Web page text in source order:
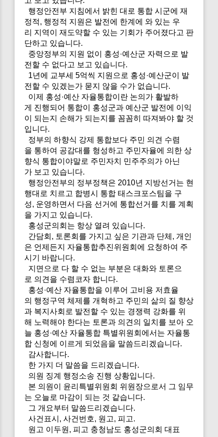
행정안전부 지침에서 밝힌 대로 통합 시군에 재
정적, 행정적 지원은 발전에 한계에 와 있는 우
리 지역이 재도약할 수 있는 기회가 주어졌다고 판
단하고 있습니다.
중앙정부의 지원 없이 홍성·예산군 자력으로 발
전할 수 없다고 보고 있습니다.
1년에 교부세 5억씩 지원으로 홍성·예산군이 발
전할 수 있겠는가 묻지 않을 수가 없습니다.
이제 홍성·예산 자율통합이란 논의가 활발하
게 진행되어 통합이 홍성군과 예산군 발전에 이익
이 되는지 손해가 되는지를 꼼꼼히 따져봐야 할 것
입니다.
정부의 하향식 강제 통합보다 주민 의견 수렴
을 통하여 공감대를 형성하고 주민자율에 의한 상
향식 통합이야말로 주민자치 민주주의가 아닌
가 보고 있습니다.
행정안전부의 정부정책은 2010년 지방선거는 현
행대로 치르고 합병시 통합 태스크포스팀을 구
성, 운영하면서 다음 선거에 통합선거를 치를 계획
을 가지고 있습니다.
홍성군의회는 항상 열려 있습니다.
간담회, 토론회를 가지고 싶은 기관과 단체, 개인
은 언제든지 자율통합추진위원회에 요청하여 주
시기 바랍니다.
지면으로 다 할 수 없는 부분은 대화와 토론으
로 의견을 수렴코자 합니다.
홍성·예산 자율통합을 이루어 고비용 저효율
의 행정구역 체제를 개혁하고 주민의 삶의 질 향상
과 복지사회로 발전할 수 있는 경쟁력 강화를 위
해 노력해야 한다는 토론과 의견의 일치를 보아 오
늘 홍성·예산 자율통합 특별위원회에서는 자율통
합 신청에 이르게 되었음을 말씀드리겠습니다.
감사합니다.
한 가지 더 말씀을 드리겠습니다.
의원 징계 행정소송 진행 상황입니다.
본 의원이 윤리특별위원회 위원장으로서 그 임무
는 오늘로 마감이 되는 것 같습니다.
그 개요부터 말씀드리겠습니다.
사건표시, 사건번호, 원고, 피고.
원고 이두원, 피고 충청남도 홍성군의회 대표